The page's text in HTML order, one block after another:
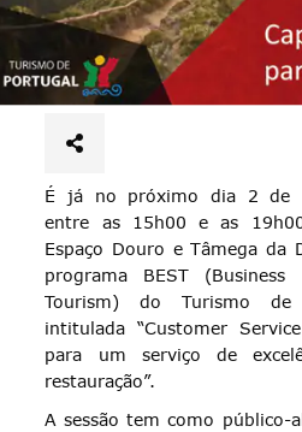
É já no próximo dia 2 de
entre as 15h00 e as
Espaço Douro e Tâmega da
programa BEST
Tourism) do Turismo de
intitulada “Customer
para um serviço de
restauração”.
A sessão tem como público-